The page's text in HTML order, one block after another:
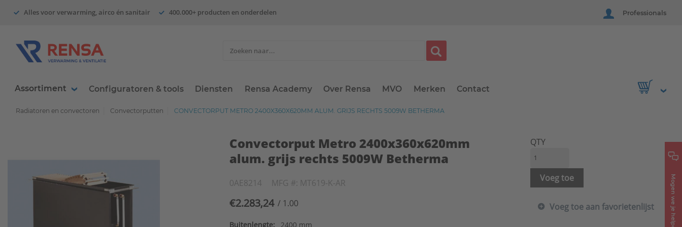
Alles voor verwarming, airco én sanitair 400.000+ producten en onderdelen Professionals
Assortiment Configuratoren & tools Diensten Rensa Academy Over Rensa MVO Merken Contact
Mogen we je helpen?
Radiatoren en convectoren Convectorputten CONVECTORPUT METRO 2400X360X620MM ALUM. GRIJS RECHTS 5009W BETHERMA
Convectorput Metro 2400x360x620mm
alum. grijs rechts 5009W Betherma
0AE8214 MFG #: MT619-K-AR
€2.283,24 / 1.00
Buitenlengte:
2400 mm
QTY
Voeg toe
Voeg toe aan favorietenlijst